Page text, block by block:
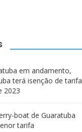
em andamento,
terá isenção de tarifa
2023
boat de Guaratuba
tarifa